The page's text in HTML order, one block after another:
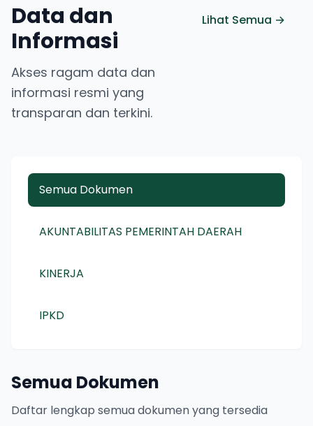
Data dan
Informasi
Akses ragam data dan
informasi resmi yang
transparan dan terkini.
Lihat Semua →
Semua Dokumen
AKUNTABILITAS PEMERINTAH DAERAH
KINERJA
IPKD
Semua Dokumen
Daftar lengkap semua dokumen yang tersedia